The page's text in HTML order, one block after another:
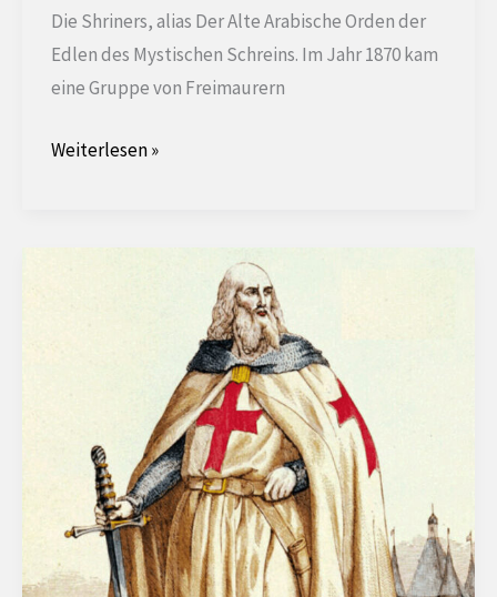
Die Shriners, alias Der Alte Arabische Orden der
Edlen des Mystischen Schreins. Im Jahr 1870 kam
eine Gruppe von Freimaurern
Die
Männer
Weiterlesen »